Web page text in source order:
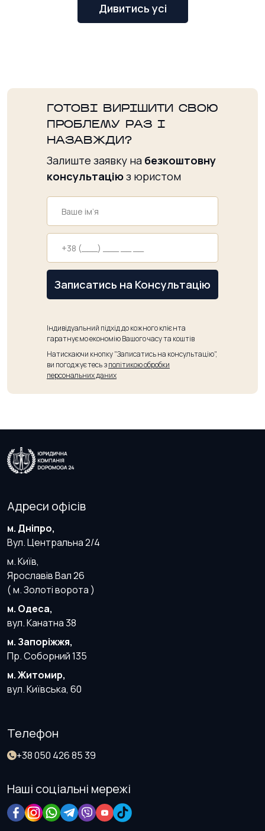
Дивитись усі
ГОТОВІ ВИРІШИТИ СВОЮ
ПРОБЛЕМУ РАЗ І
НАЗАВЖДИ?
Залиште заявку на безкоштовну
консультаціюз юристом
Записатись на Консультацію
Індивідуальний підхід до кожного клієнта
гаратнуємо економію Вашого часу та коштів
Натискаючи кнопку "Записатись на консультацію",
ви погоджуєтесь зполітикою обробки
персональних даних
Адреси офісів
м. Дніпро,
Вул. Центральна 2/4
м. Київ,
Ярославів Вал 26
( м. Золоті ворота )
м. Одеса,
вул. Канатна 38
м. Запоріжжя,
Пр. Соборний 135
м. Житомир,
вул. Київська, 60
Телефон
+38 050 426 85 39
Наші соціальні мережі